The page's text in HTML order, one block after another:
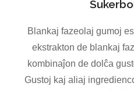
Blankaj fazeolaj gumoj
ekstrakton de blankaj
kombinaĵon de dolĉa
Gustoj kaj aliaj